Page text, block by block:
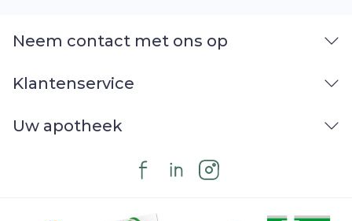
Neem contact met ons op
Klantenservice
Uw apotheek